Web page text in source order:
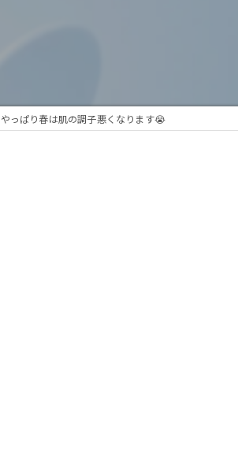
やっぱり春は肌の調子悪くなります😭